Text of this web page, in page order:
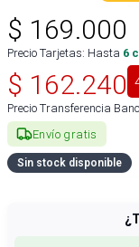
$ 169.000
Precio Tarjetas: Hasta 6
$ 162.240
Precio Transferencia
Envío gratis
Sin stock disponible